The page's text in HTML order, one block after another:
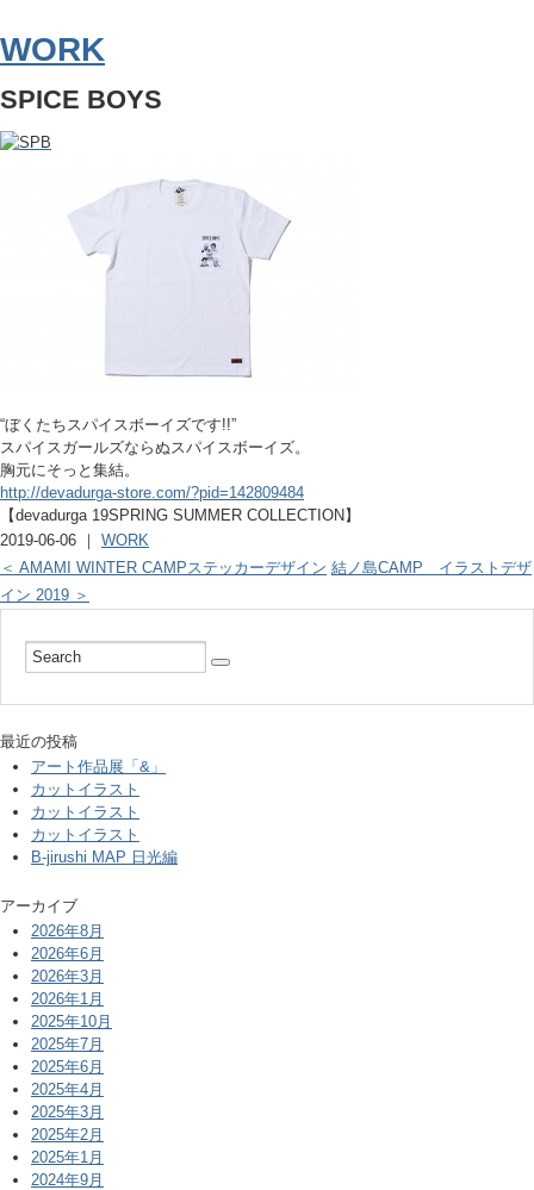
WORK
SPICE BOYS
“ぼくたちスパイスボーイズです!!”
スパイスガールズならぬスパイスボーイズ。
胸元にそっと集結。
http://devadurga-store.com/?pid=142809484
【devadurga 19SPRING SUMMER COLLECTION】
2019-06-06 ｜ WORK
＜ AMAMI WINTER CAMPステッカーデザイン 結ノ島CAMP イラストデザ
イン 2019 ＞
最近の投稿
アート作品展「&」
カットイラスト
カットイラスト
カットイラスト
B-jirushi MAP 日光編
アーカイブ
2026年8月
2026年6月
2026年3月
2026年1月
2025年10月
2025年7月
2025年6月
2025年4月
2025年3月
2025年2月
2025年1月
2024年9月